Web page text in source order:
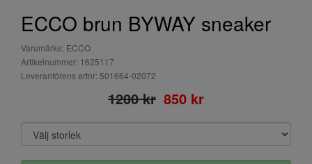
ECCO brun BYWAY sneaker
Varumärke: ECCO
Artikelnummer: 1625117
Leverantörens artnr: 501664-02072
1200 kr 850 kr